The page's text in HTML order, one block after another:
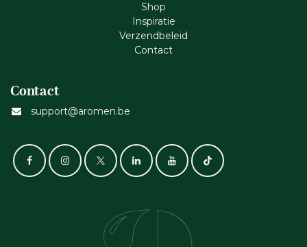
Shop
Inspiratie
Verzendbeleid
Cont​act
Contact
support@aromen.be